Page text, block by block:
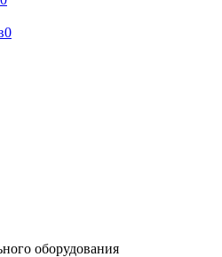
0
оборудования